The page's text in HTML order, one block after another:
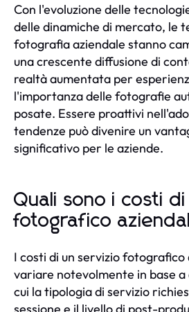
Con l'evoluzione delle
delle dinamiche di mercato, le
fotografia aziendale stanno
una crescente diffusione di
realtà aumentata per
l'importanza delle fotografie
posate. Essere proattivi
tendenze può divenire un
significativo per le aziende.
Quali sono i costi
fotografico
I costi di un servizio fotografico
variare notevolmente in base
cui la tipologia di servizio